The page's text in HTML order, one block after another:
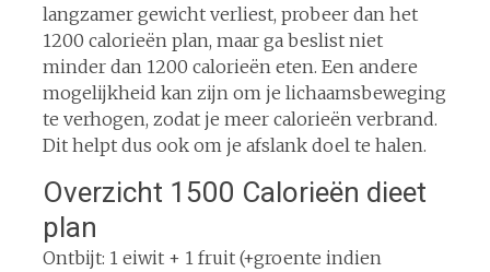
langzamer gewicht verliest, probeer dan het
1200 calorieën plan, maar ga beslist niet
minder dan 1200 calorieën eten. Een andere
mogelijkheid kan zijn om je lichaamsbeweging
te verhogen, zodat je meer calorieën verbrand.
Dit helpt dus ook om je afslank doel te halen.
Overzicht 1500 Calorieën dieet
plan
Ontbijt: 1 eiwit + 1 fruit (+groente indien